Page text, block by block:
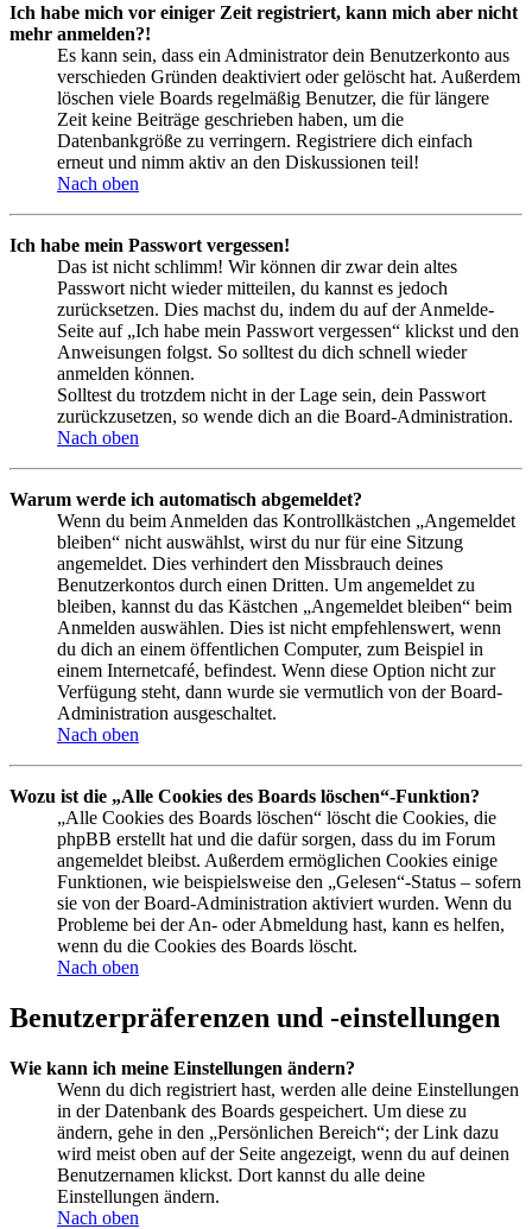
Ich habe mich vor einiger Zeit registriert, kann mich aber nicht
mehr anmelden?!
Es kann sein, dass ein Administrator dein Benutzerkonto aus
verschieden Gründen deaktiviert oder gelöscht hat. Außerdem
löschen viele Boards regelmäßig Benutzer, die für längere
Zeit keine Beiträge geschrieben haben, um die
Datenbankgröße zu verringern. Registriere dich einfach
erneut und nimm aktiv an den Diskussionen teil!
Nach oben
Ich habe mein Passwort vergessen!
Das ist nicht schlimm! Wir können dir zwar dein altes
Passwort nicht wieder mitteilen, du kannst es jedoch
zurücksetzen. Dies machst du, indem du auf der Anmelde-
Seite auf „Ich habe mein Passwort vergessen“ klickst und den
Anweisungen folgst. So solltest du dich schnell wieder
anmelden können.
Solltest du trotzdem nicht in der Lage sein, dein Passwort
zurückzusetzen, so wende dich an die Board-Administration.
Nach oben
Warum werde ich automatisch abgemeldet?
Wenn du beim Anmelden das Kontrollkästchen „Angemeldet
bleiben“ nicht auswählst, wirst du nur für eine Sitzung
angemeldet. Dies verhindert den Missbrauch deines
Benutzerkontos durch einen Dritten. Um angemeldet zu
bleiben, kannst du das Kästchen „Angemeldet bleiben“ beim
Anmelden auswählen. Dies ist nicht empfehlenswert, wenn
du dich an einem öffentlichen Computer, zum Beispiel in
einem Internetcafé, befindest. Wenn diese Option nicht zur
Verfügung steht, dann wurde sie vermutlich von der Board-
Administration ausgeschaltet.
Nach oben
Wozu ist die „Alle Cookies des Boards löschen“-Funktion?
„Alle Cookies des Boards löschen“ löscht die Cookies, die
phpBB erstellt hat und die dafür sorgen, dass du im Forum
angemeldet bleibst. Außerdem ermöglichen Cookies einige
Funktionen, wie beispielsweise den „Gelesen“-Status – sofern
sie von der Board-Administration aktiviert wurden. Wenn du
Probleme bei der An- oder Abmeldung hast, kann es helfen,
wenn du die Cookies des Boards löscht.
Nach oben
Benutzerpräferenzen und -einstellungen
Wie kann ich meine Einstellungen ändern?
Wenn du dich registriert hast, werden alle deine Einstellungen
in der Datenbank des Boards gespeichert. Um diese zu
ändern, gehe in den „Persönlichen Bereich“; der Link dazu
wird meist oben auf der Seite angezeigt, wenn du auf deinen
Benutzernamen klickst. Dort kannst du alle deine
Einstellungen ändern.
Nach oben